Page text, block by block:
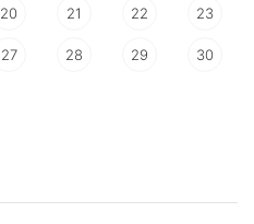
20 21 22 23
27 28 29 30